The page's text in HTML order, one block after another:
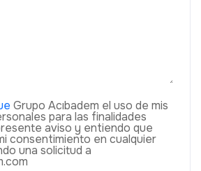
Grupo Acıbadem el uso de mis
para las finalidades
aviso y entiendo que
consentimiento en cualquier
una solicitud a